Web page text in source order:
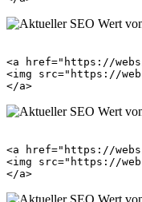
<a href="https://
<img src="https://
<a href="https://
<img src="https://